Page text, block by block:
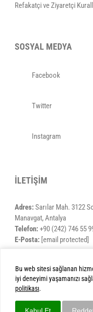
Bu web sitesi sağlanan
iyi deneyimi yaşamanızı
politikası.
Refakatçi ve Ziyaretçi
SOSYAL MEDYA
Facebook
Twitter
Instagram
İLETİŞİM
Adres:Sarılar Mah. 3122
Manavgat, Antalya
Telefon:+90 (242) 746 55
E-Posta: [email protected]
©2016 Özel Manavgat